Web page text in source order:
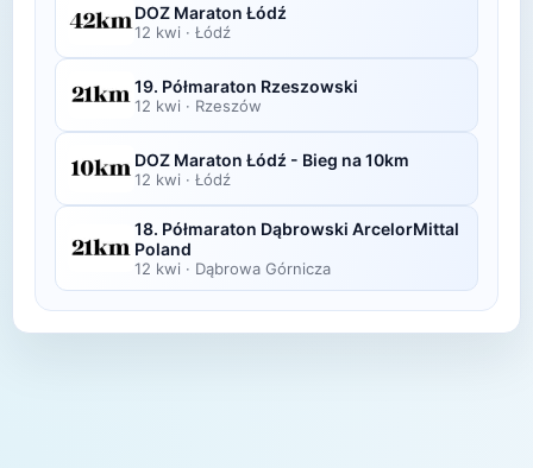
DOZ Maraton Łódź
12 kwi · Łódź
19. Półmaraton Rzeszowski
12 kwi · Rzeszów
DOZ Maraton Łódź - Bieg na 10km
12 kwi · Łódź
18. Półmaraton Dąbrowski ArcelorMittal
Poland
12 kwi · Dąbrowa Górnicza